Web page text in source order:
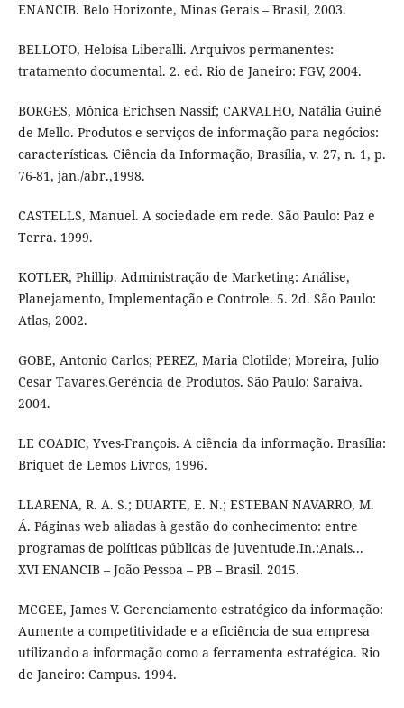
ENANCIB. Belo Horizonte, Minas Gerais – Brasil, 2003.
BELLOTO, Heloísa Liberalli. Arquivos permanentes:
tratamento documental. 2. ed. Rio de Janeiro: FGV, 2004.
BORGES, Mônica Erichsen Nassif; CARVALHO, Natália Guiné
de Mello. Produtos e serviços de informação para negócios:
características. Ciência da Informação, Brasília, v. 27, n. 1, p.
76-81, jan./abr.,1998.
CASTELLS, Manuel. A sociedade em rede. São Paulo: Paz e
Terra. 1999.
KOTLER, Phillip. Administração de Marketing: Análise,
Planejamento, Implementação e Controle. 5. 2d. São Paulo:
Atlas, 2002.
GOBE, Antonio Carlos; PEREZ, Maria Clotilde; Moreira, Julio
Cesar Tavares.Gerência de Produtos. São Paulo: Saraiva.
2004.
LE COADIC, Yves-François. A ciência da informação. Brasília:
Briquet de Lemos Livros, 1996.
LLARENA, R. A. S.; DUARTE, E. N.; ESTEBAN NAVARRO, M.
Á. Páginas web aliadas à gestão do conhecimento: entre
programas de políticas públicas de juventude.In.:Anais...
XVI ENANCIB – João Pessoa – PB – Brasil. 2015.
MCGEE, James V. Gerenciamento estratégico da informação:
Aumente a competitividade e a eficiência de sua empresa
utilizando a informação como a ferramenta estratégica. Rio
de Janeiro: Campus. 1994.